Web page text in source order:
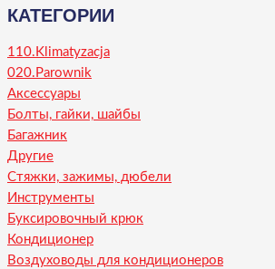
КАТЕГОРИИ
110.Klimatyzacja
020.Parownik
Аксессуары
Болты, гайки, шайбы
Багажник
Другие
Стяжки, зажимы, дюбели
Инструменты
Буксировочный крюк
Кондиционер
Воздуховоды для кондиционеров